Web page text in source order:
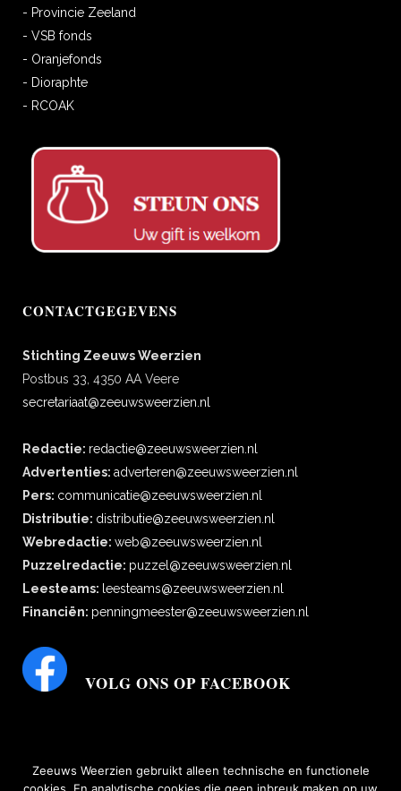
- Provincie Zeeland
- VSB fonds
- Oranjefonds
- Dioraphte
- RCOAK
CONTACTGEGEVENS
Stichting Zeeuws Weerzien
Postbus 33, 4350 AA Veere
secretariaat@zeeuwsweerzien.nl
Redactie: redactie@zeeuwsweerzien.nl
Advertenties: adverteren@zeeuwsweerzien.nl
Pers: communicatie@zeeuwsweerzien.nl
Distributie: distributie@zeeuwsweerzien.nl
Webredactie: web@zeeuwsweerzien.nl
Puzzelredactie: puzzel@zeeuwsweerzien.nl
Leesteams: leesteams@zeeuwsweerzien.nl
Financiën: penningmeester@zeeuwsweerzien.nl
VOLG ONS OP FACEBOOK
Zeeuws Weerzien gebruikt alleen technische en functionele